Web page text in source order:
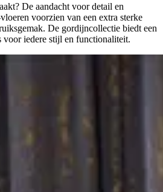
De aandacht voor detail en
voorzien van een extra sterke
De gordijncollectie biedt een
voor iedere stijl en functionaliteit.